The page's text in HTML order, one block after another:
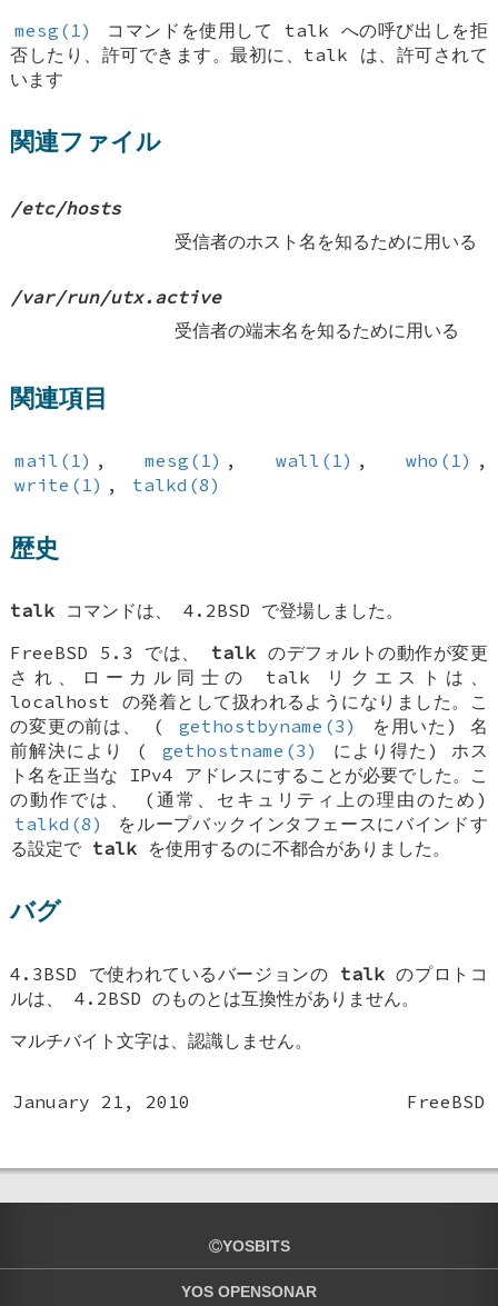
mesg(1)
コマンドを使用して talk への呼び出しを拒
否したり、許可できます。最初に、talk は、許可されて
います
関連ファイル
/etc/hosts
受信者のホスト名を知るために用いる
/var/run/utx.active
受信者の端末名を知るために用いる
関連項目
mail(1) , mesg(1) , wall(1) , who(1) ,
write(1) , talkd(8)
歴史
talk コマンドは、4.2BSD で登場しました。
FreeBSD 5.3 では、 talk のデフォルトの動作が変更
され、ローカル同士の talk リクエストは、
localhost の発着として扱われるようになりました。こ
の変更の前は、 (
gethostbyname(3)
を用いた) 名
前解決により (
gethostname(3)
により得た) ホス
ト名を正当な IPv4 アドレスにすることが必要でした。こ
の動作では、 (通常、セキュリティ上の理由のため)
talkd(8)
をループバックインタフェースにバインドす
る設定で talk を使用するのに不都合がありました。
バグ
4.3BSD で使われているバージョンの talkのプロトコ
ルは、4.2BSD のものとは互換性がありません。
マルチバイト文字は、認識しません。
January 21, 2010 FreeBSD
YOSBITS
YOS OPENSONAR